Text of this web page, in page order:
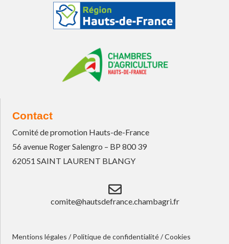
Contact
Comité de promotion Hauts-de-France
56 avenue Roger Salengro – BP 800 39
62051 SAINT LAURENT BLANGY
comite@hautsdefrance.chambagri.fr
Mentions légales / Politique de confidentialité/Cookies